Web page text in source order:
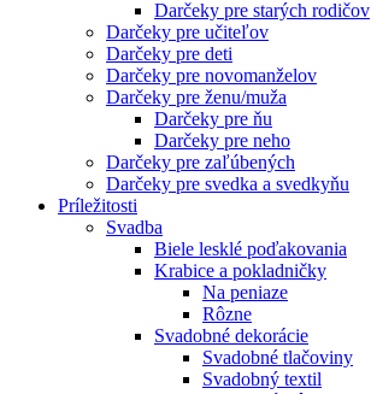
Darčeky pre starých rodičov
Darčeky pre učiteľov
Darčeky pre deti
Darčeky pre novomanželov
Darčeky pre ženu/muža
Darčeky pre ňu
Darčeky pre neho
Darčeky pre zaľúbených
Darčeky pre svedka a svedkyňu
Príležitosti
Svadba
Biele lesklé poďakovania
Krabice a pokladničky
Na peniaze
Rôzne
Svadobné dekorácie
Svadobné tlačoviny
Svadobný textil